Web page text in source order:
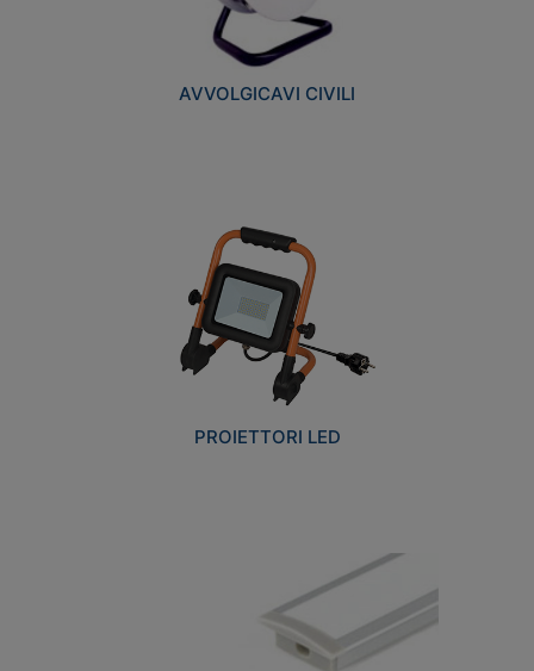
AVVOLGICAVI CIVILI
PROIETTORI LED